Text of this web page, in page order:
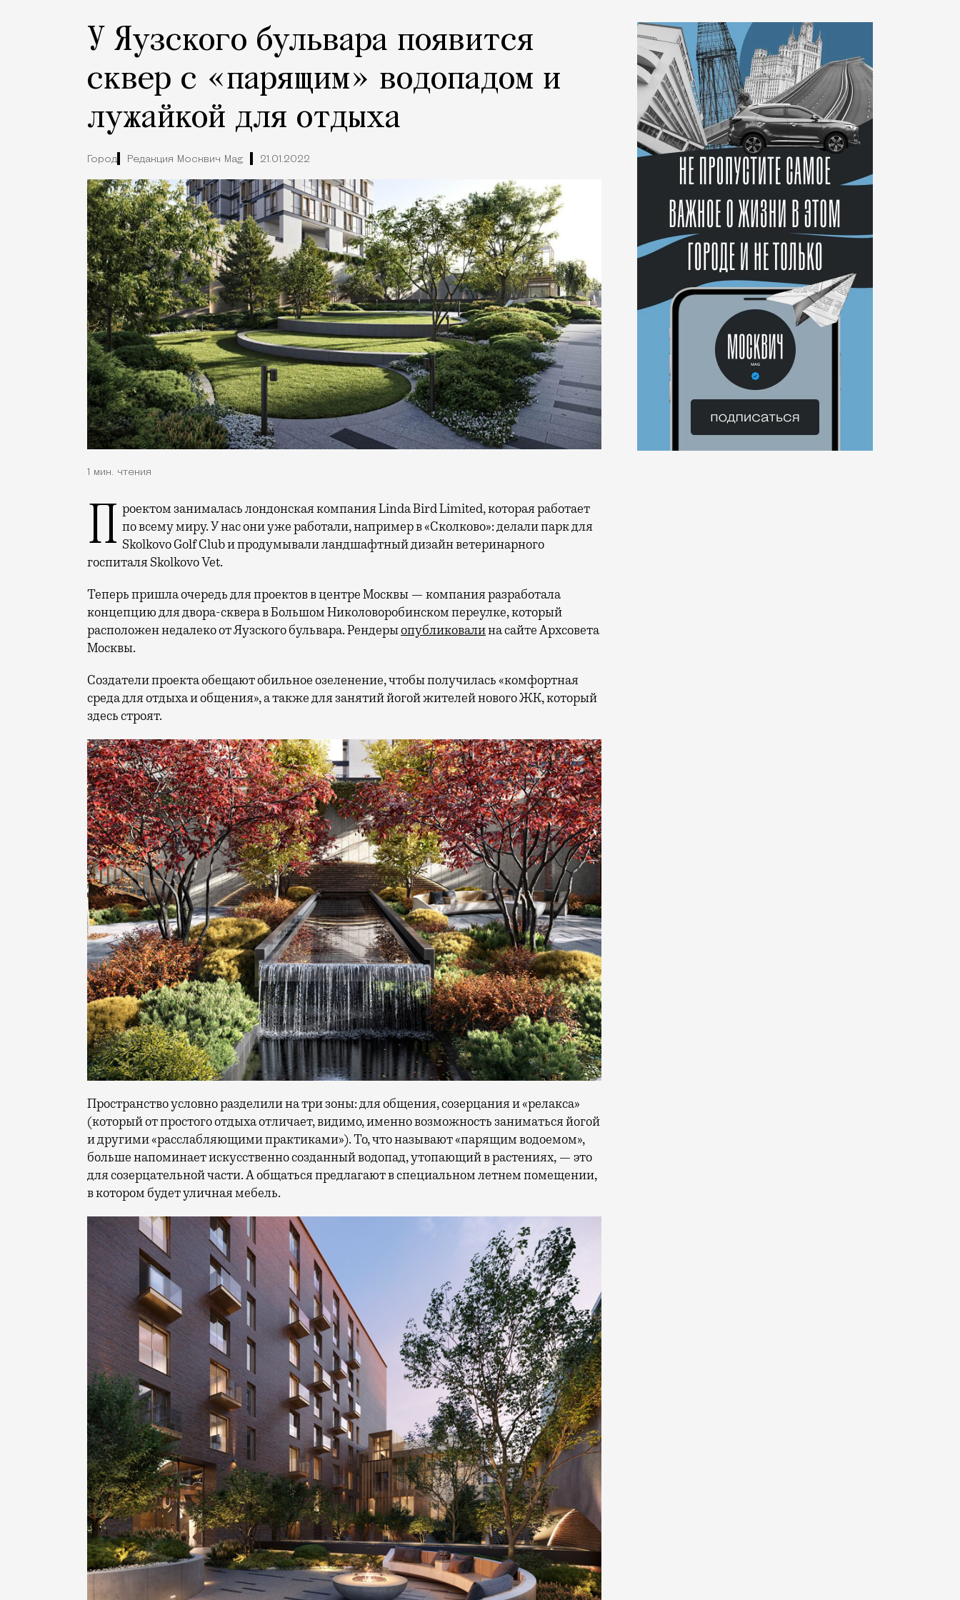
У Яузского бульвара появится
сквер с «парящим» водопадом и
лужайкой для отдыха
Город Редакция Москвич Mag 21.01.2022
1 мин. чтения
Проектом занималась лондонская компания Linda Bird Limited, которая работает по всему миру. У нас они уже работали, например в «Сколково»: делали парк для
Skolkovo Golf Club и продумывали ландшафтный дизайн ветеринарного
госпиталя Skolkovo Vet.
Теперь пришла очередь для проектов в центре Москвы — компания разработала
концепцию для двора-сквера в Большом Николоворобинском переулке, который
расположен недалеко от Яузского бульвара. Рендерыопубликовалина сайте Архсовета
Москвы.
Создатели проекта обещают обильное озеленение, чтобы получилась «комфортная
среда для отдыха и общения», а также для занятий йогой жителей нового ЖК, который
здесь строят.
Пространство условно разделили на три зоны: для общения, созерцания и «релакса»
(который от простого отдыха отличает, видимо, именно возможность заниматься йогой
и другими «расслабляющими практиками»). То, что называют «парящим водоемом»,
больше напоминает искусственно созданный водопад, утопающий в растениях, — это
для созерцательной части. А общаться предлагают в специальном летнем помещении,
в котором будет уличная мебель.